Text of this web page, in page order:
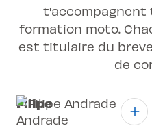
t'accompagnent
formation moto.
est titulaire du
de
Filipe
Andrade